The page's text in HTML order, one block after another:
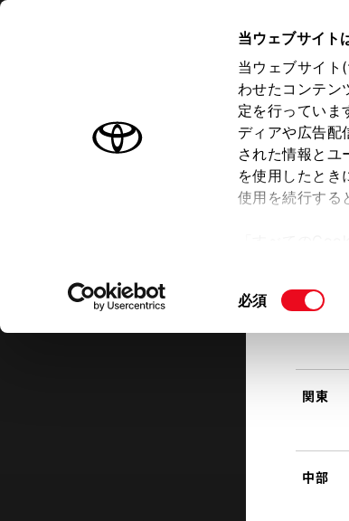
当ウェブサイト
当ウェブサイト(
わせたコンテン
定を行っていま
ディアや広告配
された情報とユ
を使用したとき
使用を続行する
て」をご覧くだ
同
必須
オーナーサポート トピックス
北海道
東北
関東
中部
トヨタ認定中古車
トヨタ認定中古車の魅力